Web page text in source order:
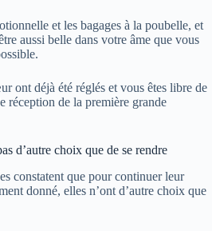
et les bagages à la poubelle, et
aussi belle dans votre âme que vous
ont déjà été réglés et vous êtes libre de
réception de la première grande
d’autre choix que de se rendre
constatent que pour continuer leur
donné, elles n’ont d’autre choix que